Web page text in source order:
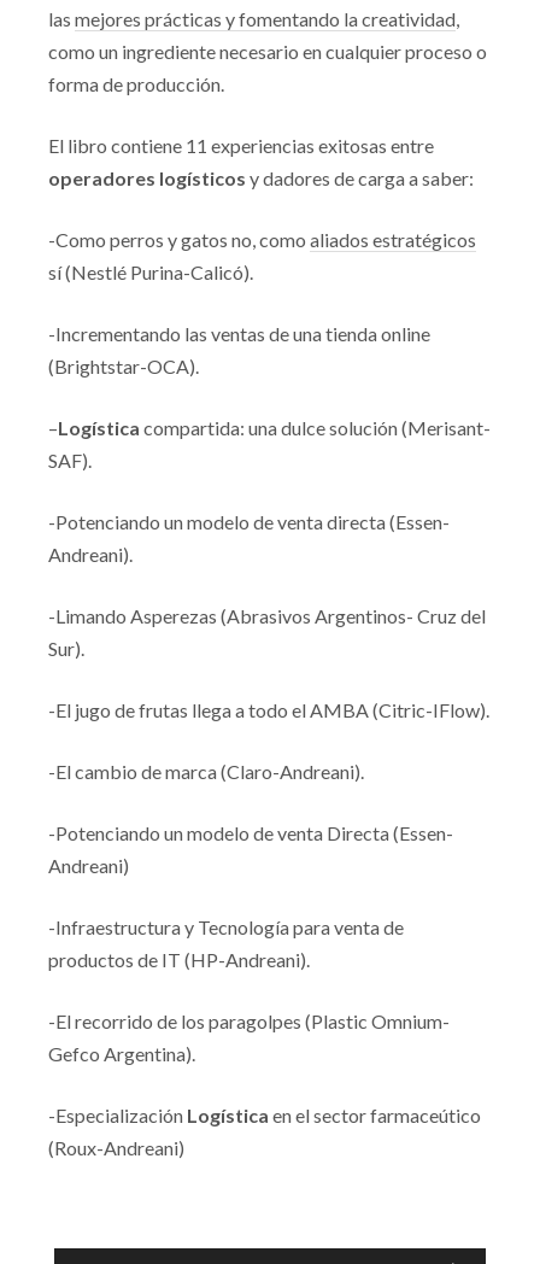
las mejores prácticas y fomentando la creatividad,
como un ingrediente necesario en cualquier proceso o
forma de producción.
El libro contiene 11 experiencias exitosas entre
operadores logísticos y dadores de carga a saber:
-Como perros y gatos no, como aliados estratégicos
sí (Nestlé Purina-Calicó).
-Incrementando las ventas de una tienda online
(Brightstar-OCA).
–Logística compartida: una dulce solución (Merisant-
SAF).
-Potenciando un modelo de venta directa (Essen-
Andreani).
-Limando Asperezas (Abrasivos Argentinos- Cruz del
Sur).
-El jugo de frutas llega a todo el AMBA (Citric-IFlow).
-El cambio de marca (Claro-Andreani).
-Potenciando un modelo de venta Directa (Essen-
Andreani)
-Infraestructura y Tecnología para venta de
productos de IT (HP-Andreani).
-El recorrido de los paragolpes (Plastic Omnium-
Gefco Argentina).
-Especialización Logística en el sector farmaceútico
(Roux-Andreani)